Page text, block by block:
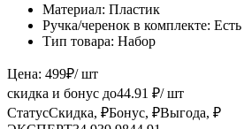
Материал: Пластик
Ручка/черенок в комплекте: Есть
Тип товара: Набор
Цена: 499₽/ шт
скидка и бонус до44.91 ₽/ шт
СтатусСкидка, ₽Бонус, ₽Выгода, ₽